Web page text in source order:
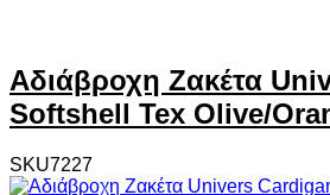
Αδιάβροχη Ζακέτα
Softshell Tex Olive/
SKU7227